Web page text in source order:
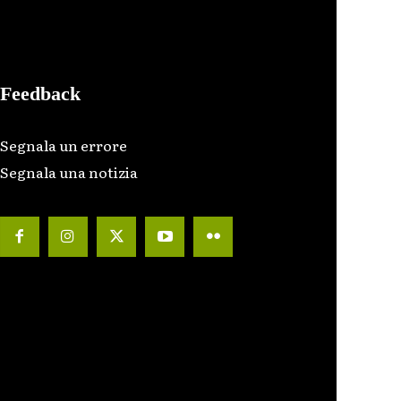
Feedback
Segnala un errore
Segnala una notizia